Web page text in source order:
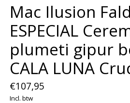
Mac Ilusion
ESPECIAL
plumeti gipur
CALA LUNA
€107,95
Incl. btw